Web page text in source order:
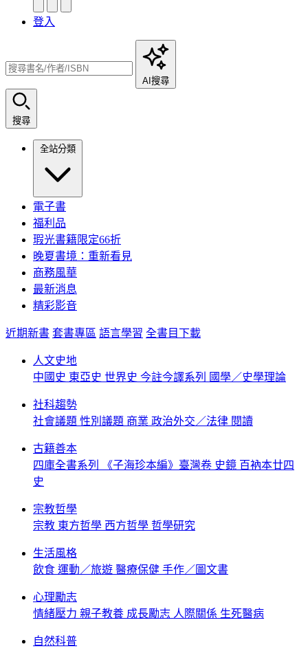
登入
AI搜尋
搜尋
全站分類
電子書
福利品
瑕光書籍限定66折
晚夏書境：重新看見
商務風華
最新消息
精彩影音
近期新書 套書專區 語言學習 全書目下載
人文史地
中國史 東亞史 世界史 今註今譯系列 國學／史學理論
社科趨勢
社會議題 性別議題 商業 政治外交／法律 閱讀
古籍善本
四庫全書系列
《子海珍本編》臺灣卷 史鏡 百衲本廿四
史
宗教哲學
宗教 東方哲學 西方哲學 哲學研究
生活風格
飲食 運動／旅遊 醫療保健 手作／圖文書
心理勵志
情緒壓力 親子教養 成長勵志 人際關係 生死醫病
自然科普